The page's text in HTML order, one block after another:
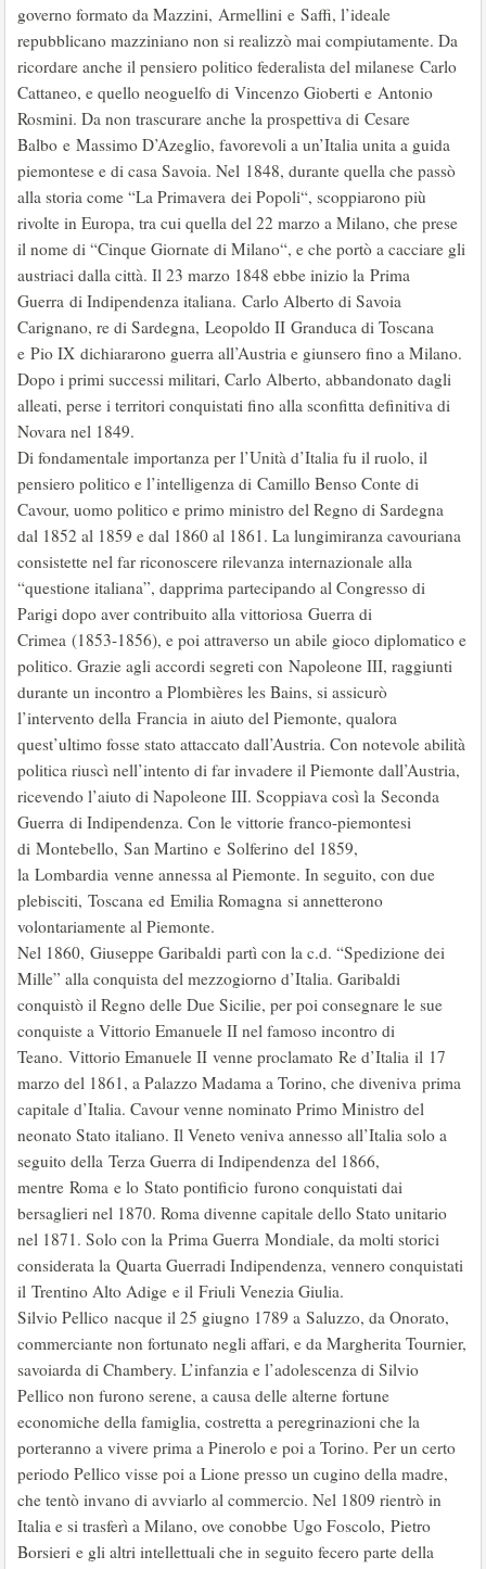
governo formato da Mazzini, Armellini e Saffi, l’ideale
repubblicano mazziniano non si realizzò mai compiutamente. Da
ricordare anche il pensiero politico federalista del milanese Carlo
Cattaneo, e quello neoguelfo di Vincenzo Gioberti e Antonio
Rosmini. Da non trascurare anche la prospettiva di Cesare
Balbo e Massimo D’Azeglio, favorevoli a un’Italia unita a guida
piemontese e di casa Savoia. Nel 1848, durante quella che passò
alla storia come “La Primavera dei Popoli“, scoppiarono più
rivolte in Europa, tra cui quella del 22 marzo a Milano, che prese
il nome di “Cinque Giornate di Milano“, e che portò a cacciare gli
austriaci dalla città. Il 23 marzo 1848 ebbe inizio la Prima
Guerra di Indipendenza italiana. Carlo Alberto di Savoia
Carignano, re di Sardegna, Leopoldo II Granduca di Toscana
e Pio IX dichiararono guerra all’Austria e giunsero fino a Milano.
Dopo i primi successi militari, Carlo Alberto, abbandonato dagli
alleati, perse i territori conquistati fino alla sconfitta definitiva di
Novara nel 1849.
Di fondamentale importanza per l’Unità d’Italia fu il ruolo, il
pensiero politico e l’intelligenza di Camillo Benso Conte di
Cavour, uomo politico e primo ministro del Regno di Sardegna
dal 1852 al 1859 e dal 1860 al 1861. La lungimiranza cavouriana
consistette nel far riconoscere rilevanza internazionale alla
“questione italiana”, dapprima partecipando al Congresso di
Parigi dopo aver contribuito alla vittoriosa Guerra di
Crimea (1853-1856), e poi attraverso un abile gioco diplomatico e
politico. Grazie agli accordi segreti con Napoleone III, raggiunti
durante un incontro a Plombières les Bains, si assicurò
l’intervento della Francia in aiuto del Piemonte, qualora
quest’ultimo fosse stato attaccato dall’Austria. Con notevole abilità
politica riuscì nell’intento di far invadere il Piemonte dall’Austria,
ricevendo l’aiuto di Napoleone III. Scoppiava così la Seconda
Guerra di Indipendenza. Con le vittorie franco-piemontesi
di Montebello, San Martino e Solferino del 1859,
la Lombardia venne annessa al Piemonte. In seguito, con due
plebisciti, Toscana ed Emilia Romagna si annetterono
volontariamente al Piemonte.
Nel 1860, Giuseppe Garibaldi partì con la c.d. “Spedizione dei
Mille” alla conquista del mezzogiorno d’Italia. Garibaldi
conquistò il Regno delle Due Sicilie, per poi consegnare le sue
conquiste a Vittorio Emanuele II nel famoso incontro di
Teano. Vittorio Emanuele II venne proclamato Re d’Italia il 17
marzo del 1861, a Palazzo Madama a Torino, che diveniva prima
capitale d’Italia. Cavour venne nominato Primo Ministro del
neonato Stato italiano. Il Veneto veniva annesso all’Italia solo a
seguito della Terza Guerra di Indipendenza del 1866,
mentre Roma e lo Stato pontificio furono conquistati dai
bersaglieri nel 1870. Roma divenne capitale dello Stato unitario
nel 1871. Solo con la Prima Guerra Mondiale, da molti storici
considerata la Quarta Guerradi Indipendenza, vennero conquistati
il Trentino Alto Adige e il Friuli Venezia Giulia.
Silvio Pellico nacque il 25 giugno 1789 a Saluzzo, da Onorato,
commerciante non fortunato negli affari, e da Margherita Tournier,
savoiarda di Chambery. L’infanzia e l’adolescenza di Silvio
Pellico non furono serene, a causa delle alterne fortune
economiche della famiglia, costretta a peregrinazioni che la
porteranno a vivere prima a Pinerolo e poi a Torino. Per un certo
periodo Pellico visse poi a Lione presso un cugino della madre,
che tentò invano di avviarlo al commercio. Nel 1809 rientrò in
Italia e si trasferì a Milano, ove conobbe Ugo Foscolo, Pietro
Borsieri e gli altri intellettuali che in seguito fecero parte della